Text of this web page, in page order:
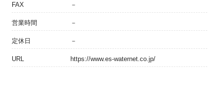
FAX －
営業時間 －
定休日 －
URL https://www.es-waternet.co.jp/